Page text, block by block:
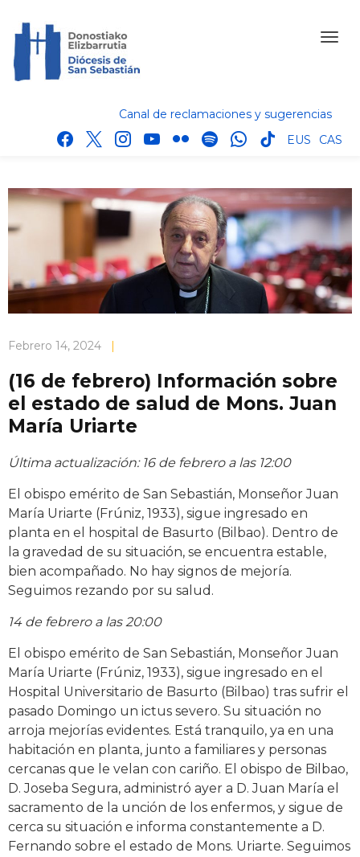
Canal de reclamaciones y sugerencias
facebook
x instagram
youtube
flickr spotifywhatsapp
tik
EUS CAS
Febrero 14, 2024 |
(16 de febrero) Información sobre
el estado de salud de Mons. Juan
María Uriarte
Última actualización: 16 de febrero a las 12:00
El obispo emérito de San Sebastián, Monseñor Juan
María Uriarte (Frúniz, 1933), sigue ingresado en
planta en el hospital de Basurto (Bilbao). Dentro de
la gravedad de su situación, se encuentra estable,
bien acompañado. No hay signos de mejoría.
Seguimos rezando por su salud.
14 de febrero a las 20:00
El obispo emérito de San Sebastián, Monseñor Juan
María Uriarte (Frúniz, 1933), sigue ingresado en el
Hospital Universitario de Basurto (Bilbao) tras sufrir el
pasado Domingo un ictus severo. Su situación no
arroja mejorías evidentes. Está tranquilo, ya en una
habitación en planta, junto a familiares y personas
cercanas que le velan con cariño. El obispo de Bilbao,
D. Joseba Segura, administró ayer a D. Juan María el
sacramento de la unción de los enfermos, y sigue de
cerca su situación e informa constantemente a D.
Fernando sobre el estado de Mons. Uriarte. Seguimos